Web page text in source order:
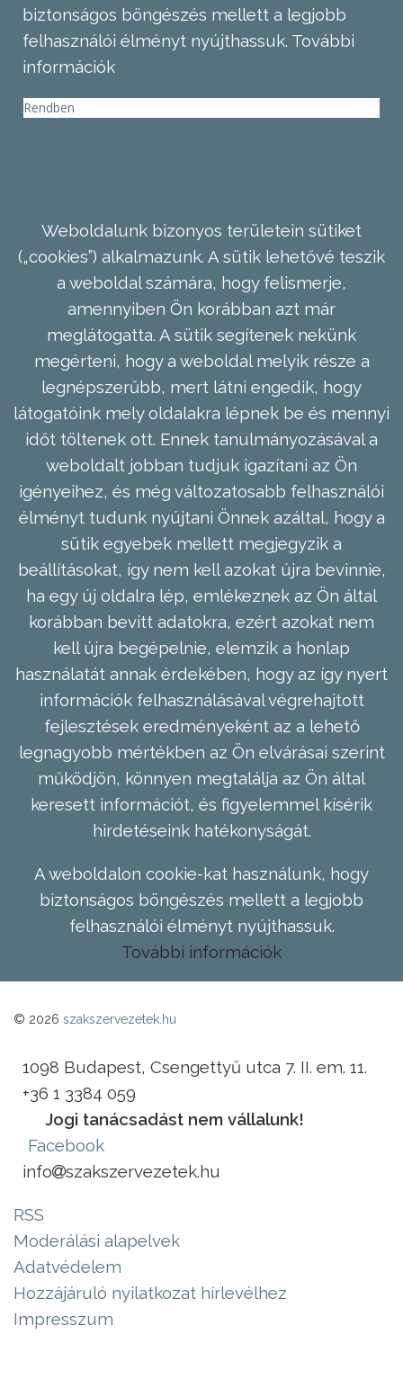
biztonságos böngészés mellett a legjobb
felhasználói élményt nyújthassuk. További
információk
Rendben
Weboldalunk bizonyos területein sütiket
(„cookies”) alkalmazunk. A sütik lehetővé teszik
a weboldal számára, hogy felismerje,
amennyiben Ön korábban azt már
meglátogatta. A sütik segítenek nekünk
megérteni, hogy a weboldal melyik része a
legnépszerűbb, mert látni engedik, hogy
látogatóink mely oldalakra lépnek be és mennyi
időt töltenek ott. Ennek tanulmányozásával a
weboldalt jobban tudjuk igazítani az Ön
igényeihez, és még változatosabb felhasználói
élményt tudunk nyújtani Önnek azáltal, hogy a
sütik egyebek mellett megjegyzik a
beállításokat, így nem kell azokat újra bevinnie,
ha egy új oldalra lép, emlékeznek az Ön által
korábban bevitt adatokra, ezért azokat nem
kell újra begépelnie, elemzik a honlap
használatát annak érdekében, hogy az így nyert
információk felhasználásával végrehajtott
fejlesztések eredményeként az a lehető
legnagyobb mértékben az Ön elvárásai szerint
működjön, könnyen megtalálja az Ön által
keresett információt, és figyelemmel kísérik
hirdetéseink hatékonyságát.
A weboldalon cookie-kat használunk, hogy
biztonságos böngészés mellett a legjobb
felhasználói élményt nyújthassuk.
További információk
© 2026 szakszervezetek.hu
1098 Budapest, Csengettyű utca 7. II. em. 11.
+36 1 3384 059
Jogi tanácsadást nem vállalunk!
Facebook
info
szakszervezetek.hu
RSS
Moderálási alapelvek
Adatvédelem
Hozzájáruló nyilatkozat hírlevélhez
Impresszum